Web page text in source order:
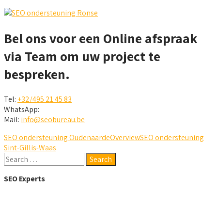
Bel ons voor een Online afspraak
via Team om uw project te
bespreken.
Tel: +32/495 21 45 83
WhatsApp:
Mail: info@seobureau.be
SEO ondersteuning OudenaardeOverviewSEO ondersteuning
Sint-Gillis-Waas
SEO Experts